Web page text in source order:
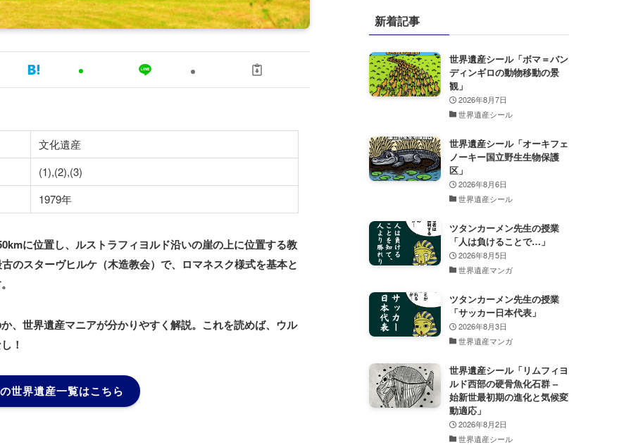
文化遺産
(1),(2),(3)
1979年
に位置し、ルストラフィヨルド沿いの崖の上に位置する教
のスターヴヒルケ（木造教会）で、ロマネスク様式を基本と
、世界遺産マニアが分かりやすく解説。これを読めば、ウル
！
世界遺産一覧はこちら
新着記事
世界遺産シール「ボマ＝バン
ディンギロの動物移動の景
観」
2026年8月7日
世界遺産シール
世界遺産シール「オーキフェ
ノーキー国立野生生物保護
区」
2026年8月6日
世界遺産シール
ツタンカーメン先生の授業
「人は負けることで…」
2026年8月5日
世界遺産マンガ
ツタンカーメン先生の授業
「サッカー日本代表」
2026年8月3日
世界遺産マンガ
世界遺産シール「リムフィヨ
ルド西部の硬骨魚化石群 –
始新世最初期の進化と気候変
動適応」
2026年8月2日
世界遺産シール